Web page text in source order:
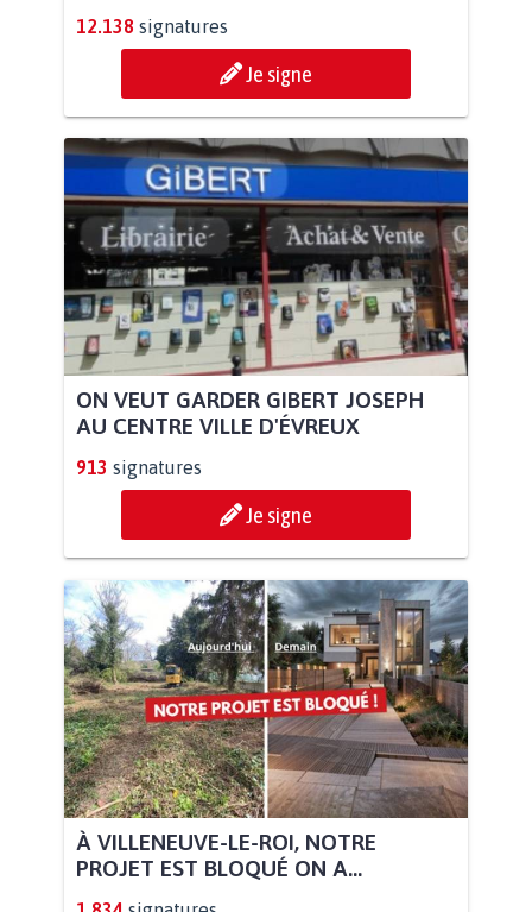
12.138 signatures
Je signe
ON VEUT GARDER GIBERT JOSEPH
AU CENTRE VILLE D'ÉVREUX
913 signatures
Je signe
À VILLENEUVE-LE-ROI, NOTRE
PROJET EST BLOQUÉ ON A...